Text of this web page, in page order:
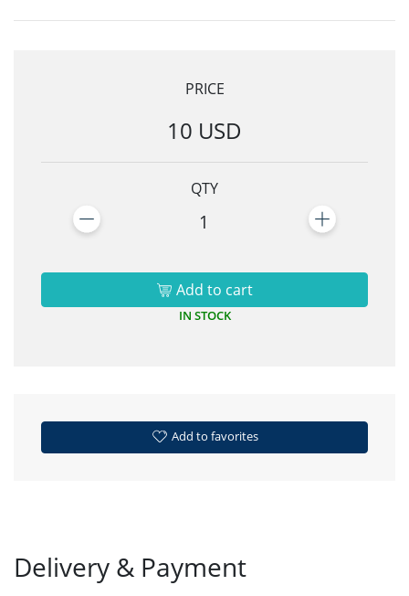
PRICE
10 USD
QTY
1
Add to cart
IN STOCK
Add to favorites
Delivery & Payment